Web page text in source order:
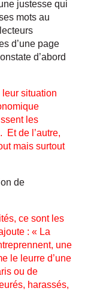
justesse qui
mots au
d’une page
d’abord
leur situation
les
Et de l’autre,
mais surtout
de
ce sont les
: « La
une
le leurre d’une
ou de
harassés,